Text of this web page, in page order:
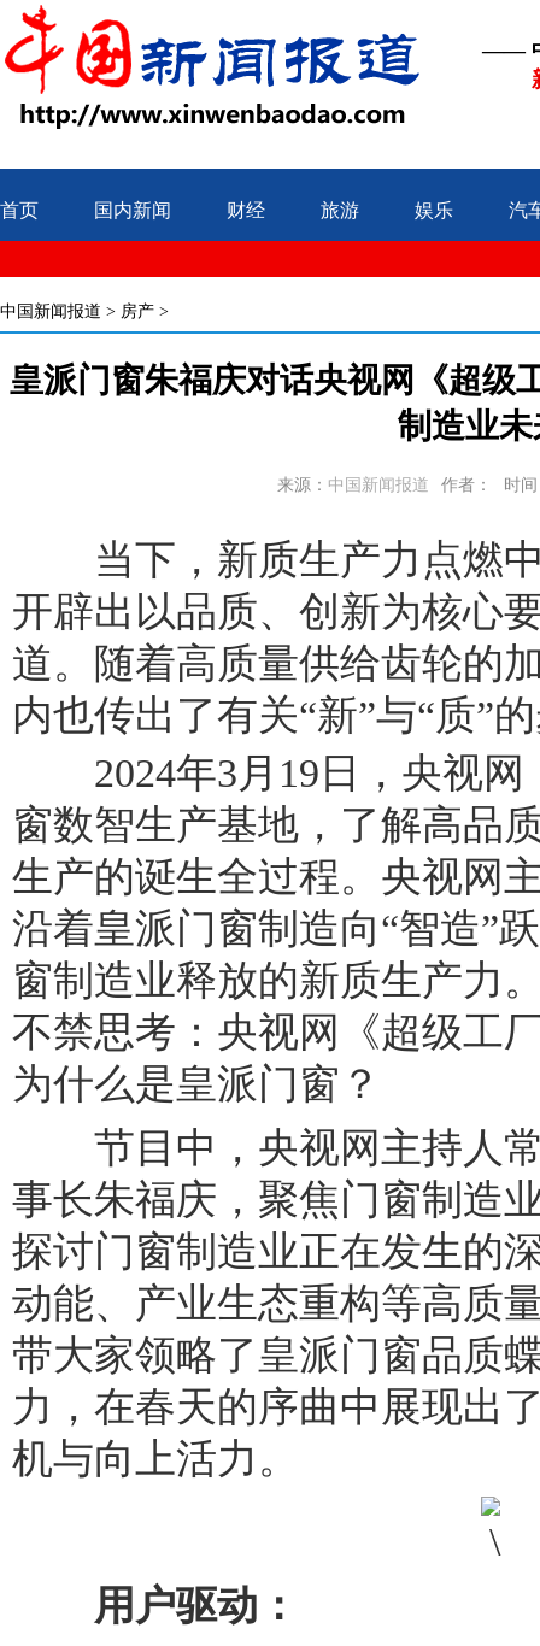
——
首页 国内新闻 财经 旅游 娱乐 汽
中国新闻报道 > 房产 >
皇派门窗朱福庆对话央视网《超级
制造业未
来源： 中国新闻报道 作者： 时间
当下，新质生产力点燃中
开辟出以品质、创新为核心
道。随着高质量供给齿轮的
内也传出了有关“新”与“质”
2024年3月19日，央视网
窗数智生产基地，了解高品
生产的诞生全过程。央视网
沿着皇派门窗制造向“智造”
窗制造业释放的新质生产力
不禁思考：央视网《超级工
为什么是皇派门窗？
节目中，央视网主持人常
事长朱福庆，聚焦门窗制造
探讨门窗制造业正在发生的
动能、产业生态重构等高质
带大家领略了皇派门窗品质
力，在春天的序曲中展现出
机与向上活力。
用户驱动 ：